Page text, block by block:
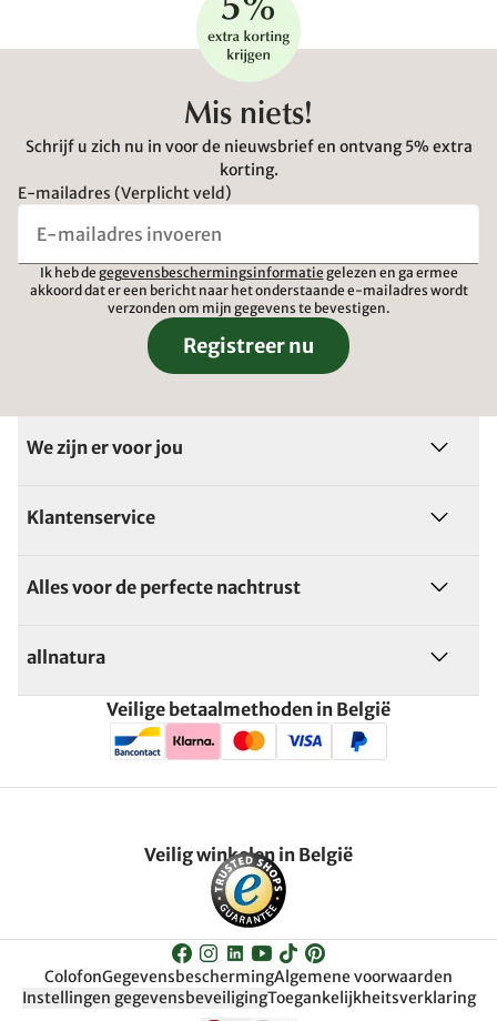
Mis niets!
Schrijf u zich nu in voor de nieuwsbrief en ontvang 5% extra
korting.
E-mailadres (Verplicht veld)
Ik heb de gegevensbeschermingsinformatie gelezen en ga ermee
akkoord dat er een bericht naar het onderstaande e-mailadres wordt
verzonden om mijn gegevens te bevestigen.
Registreer nu
We zijn er voor jou
Klantenservice
Alles voor de perfecte nachtrust
allnatura
Veilige betaalmethoden in België
Veilig winkelen in België
ColofonGegevensbeschermingAlgemene voorwaarden
Instellingen gegevensbeveiligingToegankelijkheitsverklaring